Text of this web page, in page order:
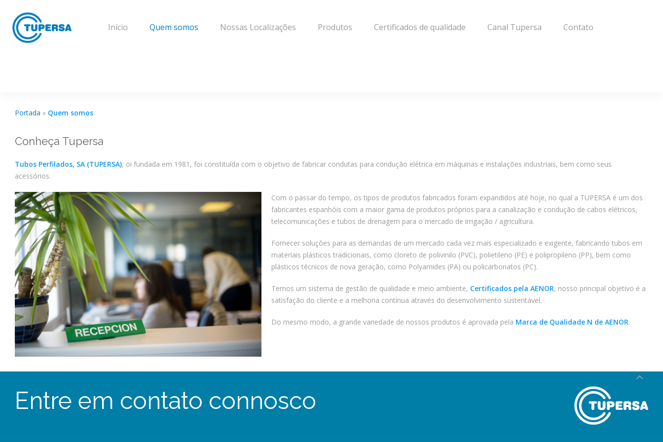
Início Quem somos Nossas Localizações Produtos Certificados de qualidade Canal Tupersa Contato
Portada » Quem somos
Conheça Tupersa
Tubos Perfilados, SA (TUPERSA), oi fundada em 1981, foi constituída com o objetivo de fabricar condutas para condução elétrica em máquinas e instalações industriais, bem como seus
acessórios.
Com o passar do tempo, os tipos de produtos fabricados foram expandidos até hoje, no qual a TUPERSA é um dos
fabricantes espanhóis com a maior gama de produtos próprios para a canalização e condução de cabos elétricos,
telecomunicações e tubos de drenagem para o mercado de irrigação / agricultura.
Fornecer soluções para as demandas de um mercado cada vez mais especializado e exigente, fabricando tubos em
materiais plásticos tradicionais, como cloreto de polivinilo (PVC), polietileno (PE) e polipropileno (PP), bem como
plásticos técnicos de nova geração, como Polyamides (PA) ou policarbonatos (PC).
Temos um sistema de gestão de qualidade e meio ambiente, Certificados pela AENOR, nosso principal objetivo é a
satisfação do cliente e a melhoria contínua através do desenvolvimento sustentável.
Do mesmo modo, a grande variedade de nossos produtos é aprovada pela Marca de Qualidade N de AENOR.
Entre em contato connosco